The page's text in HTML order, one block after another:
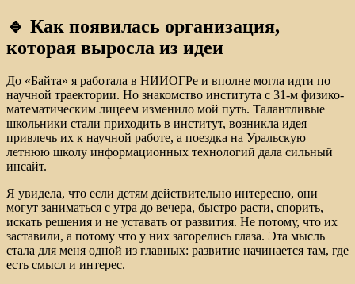
🔹 Как появилась организация,
которая выросла из идеи
До «Байта» я работала в НИИОГРе и вполне могла идти по
научной траектории. Но знакомство института с 31-м физико-
математическим лицеем изменило мой путь. Талантливые
школьники стали приходить в институт, возникла идея
привлечь их к научной работе, а поездка на Уральскую
летнюю школу информационных технологий дала сильный
инсайт.
Я увидела, что если детям действительно интересно, они
могут заниматься с утра до вечера, быстро расти, спорить,
искать решения и не уставать от развития. Не потому, что их
заставили, а потому что у них загорелись глаза. Эта мысль
стала для меня одной из главных: развитие начинается там, где
есть смысл и интерес.